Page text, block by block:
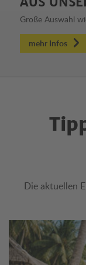
Große Auswahl
mehr Infos
Die aktuellen